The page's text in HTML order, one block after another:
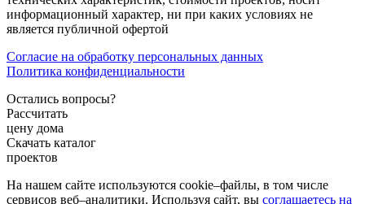
информационный характер, ни при каких условиях не
является публичной офертой
Согласие на обработку персональных данных
Политика конфиденциальности
Остались вопросы?
Рассчитать
цену дома
Скачать каталог
проектов
На нашем сайте используются cookie–файлы, в том числе
сервисов веб–аналитики. Используя сайт, вы соглашаетесь на